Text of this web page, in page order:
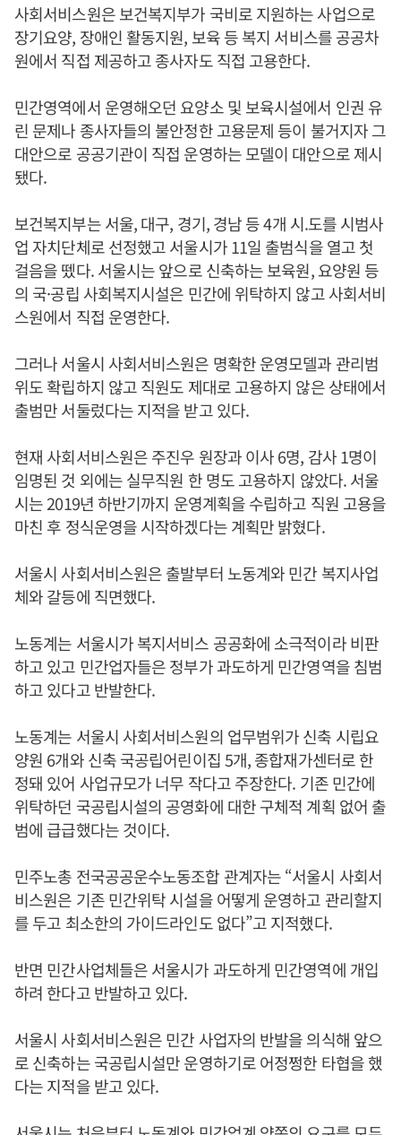
사회서비스원은 보건복지부가 국비로 지원하는 사업으로
장기요양, 장애인 활동지원, 보육 등 복지 서비스를 공공차
원에서 직접 제공하고 종사자도 직접 고용한다.
민간영역에서 운영해오던 요양소 및 보육시설에서 인권 유
린 문제나 종사자들의 불안정한 고용문제 등이 불거지자 그
대안으로 공공기관이 직접 운영하는 모델이 대안으로 제시
됐다.
보건복지부는 서울, 대구, 경기, 경남 등 4개 시.도를 시범사
업 자치단체로 선정했고 서울시가 11일 출범식을 열고 첫
걸음을 뗐다. 서울시는 앞으로 신축하는 보육원, 요양원 등
의 국·공립 사회복지시설은 민간에 위탁하지 않고 사회서비
스원에서 직접 운영한다.
그러나 서울시 사회서비스원은 명확한 운영모델과 관리범
위도 확립하지 않고 직원도 제대로 고용하지 않은 상태에서
출범만 서둘렀다는 지적을 받고 있다.
현재 사회서비스원은 주진우 원장과 이사 6명, 감사 1명이
임명된 것 외에는 실무직원 한 명도 고용하지 않았다. 서울
시는 2019년 하반기까지 운영계획을 수립하고 직원 고용을
마친 후 정식운영을 시작하겠다는 계획만 밝혔다.
서울시 사회서비스원은 출발부터 노동계와 민간 복지사업
체와 갈등에 직면했다.
노동계는 서울시가 복지서비스 공공화에 소극적이라 비판
하고 있고 민간업자들은 정부가 과도하게 민간영역을 침범
하고 있다고 반발한다.
노동계는 서울시 사회서비스원의 업무범위가 신축 시립요
양원 6개와 신축 국공립어린이집 5개, 종합재가센터로 한
정돼 있어 사업규모가 너무 작다고 주장한다. 기존 민간에
위탁하던 국공립시설의 공영화에 대한 구체적 계획 없어 출
범에 급급했다는 것이다.
민주노총 전국공공운수노동조합 관계자는 “서울시 사회서
비스원은 기존 민간위탁 시설을 어떻게 운영하고 관리할지
를 두고 최소한의 가이드라인도 없다”고 지적했다.
반면 민간사업체들은 서울시가 과도하게 민간영역에 개입
하려 한다고 반발하고 있다.
서울시 사회서비스원은 민간 사업자의 반발을 의식해 앞으
로 신축하는 국공립시설만 운영하기로 어정쩡한 타협을 했
다는 지적을 받고 있다.